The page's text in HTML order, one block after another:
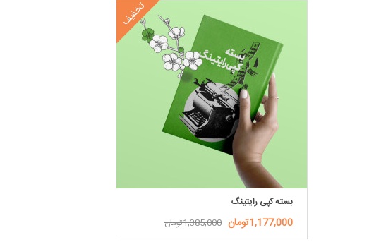
تخفیف
بسته کپی رایتینگ
1,177,000تومان 1,385,000تومان